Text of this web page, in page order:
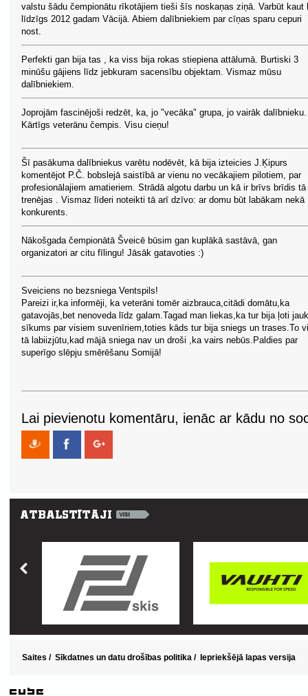
valstu šādu čempionātu rīkotājiem tieši šīs noskaņas ziņā. Varbūt kaut
līdzīgs 2012 gadam Vācijā. Abiem dalībniekiem par cīņas sparu cepuri
nost.
Perfekti gan bija tas , ka viss bija rokas stiepiena attālumā. Burtiski 3
minūšu gājiens līdz jebkuram sacensību objektam. Vismaz mūsu
dalībniekiem.
Joprojām fascinējoši redzēt, ka, jo "vecāka" grupa, jo vairāk dalībnieku.
Kārtīgs veterānu čempis. Visu cieņu!
Šī pasākuma dalībniekus varētu nodēvēt, kā bija izteicies J.Ķipurs
komentējot P.Č. bobslejā saistībā ar vienu no vecākajiem pilotiem, par
profesionālajiem amatieriem. Strādā algotu darbu un kā ir brīvs brīdis tā
trenējas . Vismaz līderi noteikti tā arī dzīvo: ar domu būt labākam nekā
konkurents.
Nākošgada čempionātā Šveicē būsim gan kuplākā sastāvā, gan
organizatori ar citu fīlingu! Jāsāk gatavoties :)
Sveiciens no bezsniega Ventspils!
Pareizi ir,ka informēji, ka veterāni tomēr aizbrauca,citādi domātu,ka
gatavojās,bet nenoveda līdz galam.Tagad man liekas,ka tur bija ļoti
sīkums par visiem suvenīriem,toties kāds tur bija sniegs un trases.To
tā labiizjūtu,kad mājā sniega nav un droši ,ka vairs nebūs.Paldies par
superīgo slēpju smērēšanu Somijā!
Lai pievienotu komentāru, ienāc ar kādu no
Saites / Sīkdatnes un datu drošības politika / Iepriekšējā lapas versija